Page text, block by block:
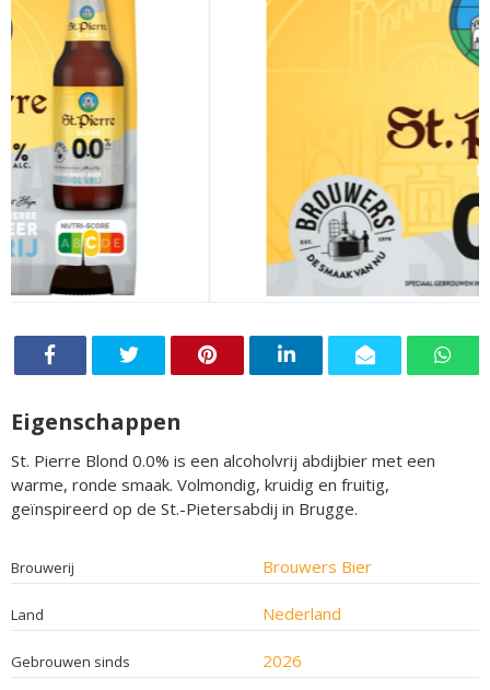
Eigenschappen
St. Pierre Blond 0.0% is een alcoholvrij abdijbier met een
warme, ronde smaak. Volmondig, kruidig en fruitig,
geïnspireerd op de St.-Pietersabdij in Brugge.
Brouwerij Brouwers Bier
Land Nederland
Gebrouwen sinds 2026